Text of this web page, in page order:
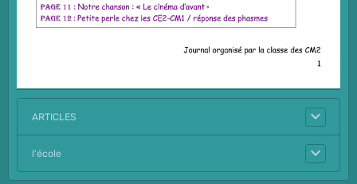
ARTICLES
l'école